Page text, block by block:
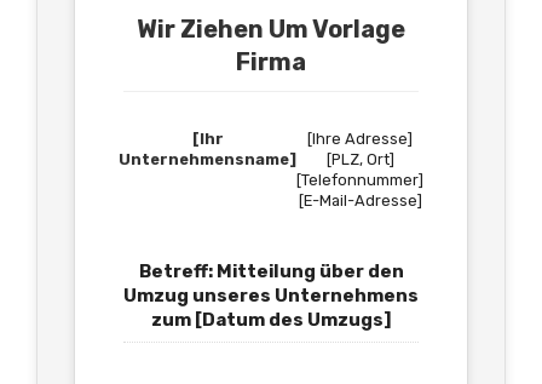
Wir Ziehen Um Vorlage
Firma
[Ihr
Unternehmensname]
[Ihre Adresse]
[PLZ, Ort]
[Telefonnummer]
[E-Mail-Adresse]
Betreff: Mitteilung über den
Umzug unseres Unternehmens
zum [Datum des Umzugs]